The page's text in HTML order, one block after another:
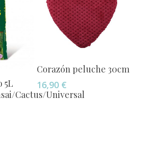
5L
Cactus/Universal
Añadir Al Carrito
Corazón peluche 30cm
16,90 €